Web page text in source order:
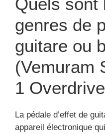
genres de
guitare ou
(Vemuram
1
La pédale d’effet de
appareil électronique